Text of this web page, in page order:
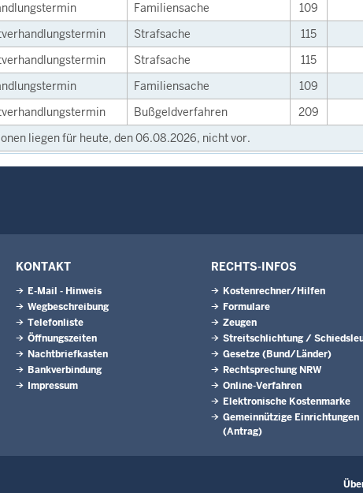
Familiensache 109
Strafsache 115
Strafsache 115
Familiensache 109
Bußgeldverfahren 209
liegen für heute, den 06.08.2026, nicht vor.
KONTAKT
E-Mail - Hinweis
Wegbeschreibung
Telefonliste
Öffnungszeiten
Nachtbriefkasten
Bankverbindung
Impressum
RECHTS-INFOS
Kostenrechner/Hilfen
Formulare
Zeugen
Streitschlichtung /
Gesetze (Bund/Länder)
Rechtsprechung NRW
Online-Verfahren
Elektronische Kostenmarke
Gemeinnützige Einrichtungen
(Antrag)